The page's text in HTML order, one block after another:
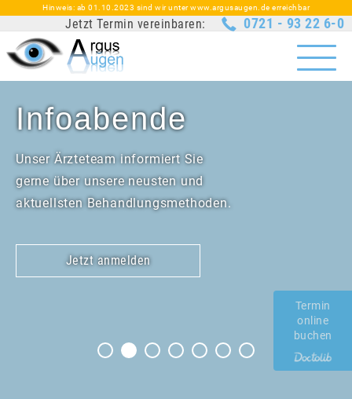
Hinweis: ab 01.10.2023 sind wir unter www.argusaugen.de erreichbar
Jetzt Termin vereinbaren: 0721 - 93 22 6-0
Infoabende
Unser Ärzteteam informiert Sie
gerne über unsere neusten und
aktuellsten Behandlungsmethoden.
Jetzt anmelden
Termin
online
buchen